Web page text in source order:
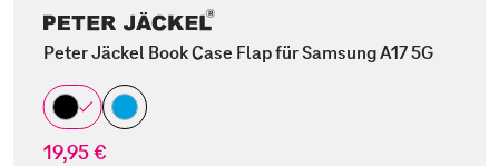
Peter Jäckel Book Case Flap für Samsung A17 5G
19,95 €